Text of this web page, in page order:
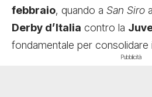
febbraio, quando a San Siro
Derby d’Italia contro la
fondamentale per consolidare
Pubblicità